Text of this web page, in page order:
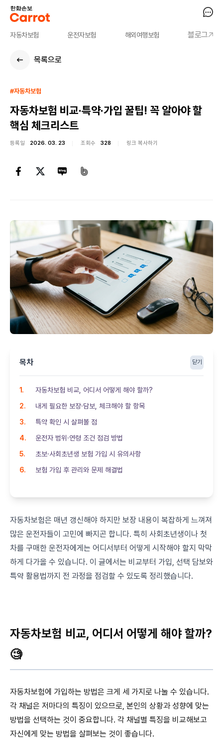
자동차보험 운전자보험 해외여행보험 블로그
목록으로
#자동차보험
자동차보험 비교·특약·가입 꿀팁! 꼭 알아야 할
핵심 체크리스트
등록일 2026. 03. 23 조회수 328 링크 복사하기
목차 닫기
자동차보험 비교, 어디서 어떻게 해야 할까?
내게 필요한 보장·담보, 체크해야 할 항목
특약 확인 시 살펴볼 점
운전자 범위·연령 조건 점검 방법
초보·사회초년생 보험 가입 시 유의사항
보험 가입 후 관리와 문제 해결법
자동차보험은 매년 갱신해야 하지만 보장 내용이 복잡하게 느껴져
많은 운전자들이 고민에 빠지곤 합니다. 특히 사회초년생이나 첫
차를 구매한 운전자에게는 어디서부터 어떻게 시작해야 할지 막막
하게 다가올 수 있습니다. 이 글에서는 비교부터 가입, 선택 담보와
특약 활용법까지 전 과정을 점검할 수 있도록 정리했습니다.
자동차보험 비교, 어디서 어떻게 해야 할까?
🧐
자동차보험에 가입하는 방법은 크게 세 가지로 나눌 수 있습니다.
각 채널은 저마다의 특징이 있으므로, 본인의 상황과 성향에 맞는
방법을 선택하는 것이 중요합니다. 각 채널별 특징을 비교해보고
자신에게 맞는 방법을 살펴보는 것이 좋습니다.